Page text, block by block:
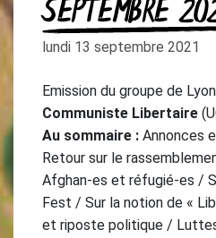
SEPTEMBRE
lundi 13 septembre 2021
Emission du groupe de
Communiste Libertaire
Au sommaire : Annonces
Retour sur le
Afghan-es et réfugié-es /
Fest / Sur la notion de «
et riposte politique /